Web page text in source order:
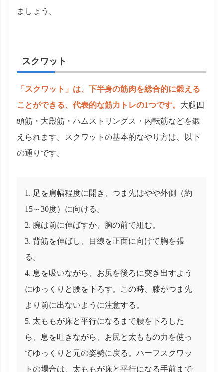
ましょう。
スクワット
「スクワット」は、下半身の筋肉を総合的に鍛える
ことができる、代表的な筋力トレの1つです。 大腿四
頭筋・大殿筋・ハムストリングス・内転筋などを鍛
えられます。スクワットの基本的なやり方は、以下
の通りです。
足を肩幅程度に開き、つま先はやや外側（約
15～30度）に向ける。
腕は前に伸ばすか、胸の前で組む。
背筋を伸ばし、目線を正面に向けて胸を張
る。
息を吸いながら、お尻を後ろに突き出すよう
にゆっくりと腰を下ろす。この時、膝がつま先
より前に出ないように注意する。
太ももが床と平行になるまで腰を下ろした
ら、息を吐きながら、お尻と太ももの力を使っ
てゆっくりと元の姿勢に戻る。ハーフスクワッ
トの場合は、太ももが床と平行になる手前まで